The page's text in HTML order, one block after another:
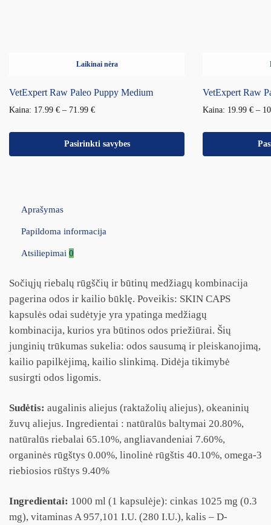
Laikinai nėra
VetExpert Raw Paleo Puppy Medium
Kaina: 17.99 € – 71.99 €
Pasirinkti savybes
VetExpert Raw
Kaina: 19.99 € –
Aprašymas
Papildoma informacija
Atsiliepimai 0
Sočiųjų riebalų rūgščių ir būtinų medžiagų kombinacija
pagerina odos ir kailio būklę. Poveikis: SKIN CAPS
kapsulės odai sudėtyje yra ypatinga medžiagų
kombinacija, kurios yra būtinos odos priežiūrai. Šių
junginių trūkumas sukelia: odos sausumą ir pleiskanojimą,
kailio papilkėjimą, kailio slinkimą. Didėja tikimybė
susirgti odos ligomis.
Sudėtis: augalinis aliejus (raktažolių aliejus), okeaninių
žuvų aliejus. Ingredientai : natūralūs baltymai 20.80%,
natūralūs riebalai 65.10%, angliavandeniai 7.60%,
organinės rūgštys 0.00%, linolinė rūgštis 40.10%, omega-3
riebiosios rūštys 9.40%
Ingredientai: 1000 ml (1 kapsulėje): cinkas 1025 mg (0.3
mg), vitaminas A 957,101 I.U. (280 I.U.), kalis – D-